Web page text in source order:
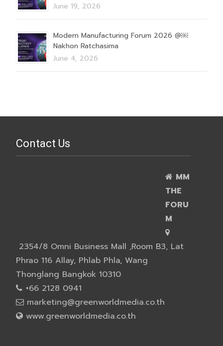
June 19, 2026
Modern Manufacturing Forum 2026 @￼
Nakhon Ratchasima
June 4, 2026
Contact Us
MM
THE
FORU
M
2354/8 Omni Business Mall ,Room B3, Lat
Phrao 116 Allay, Phlab Phla, Wang
Thonglang Bangkok 10310
+66 2128 0941
marketing@greenworldmedia.co.th
www.greenworldmedia.co.th